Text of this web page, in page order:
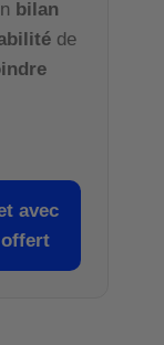
bilan
de
avec